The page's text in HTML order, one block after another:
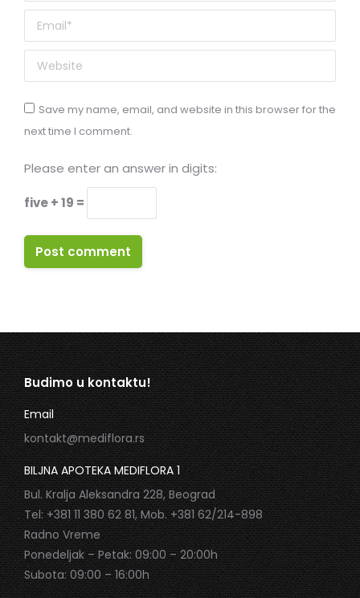
Email *
Website
Save my name, email, and website in this browser for the
next time I comment.
Please enter an answer in digits:
five + 19 =
Post comment
Budimo u kontaktu!
Email
kontakt@mediflora.rs
BILJNA APOTEKA MEDIFLORA 1
Bul. Kralja Aleksandra 228, Beograd
Tel: +381 11 380 62 81, Mob. +381 62/214-898
Radno Vreme
Ponedeljak – Petak: 09:00 – 20:00h
Subota: 09:00 – 16:00h